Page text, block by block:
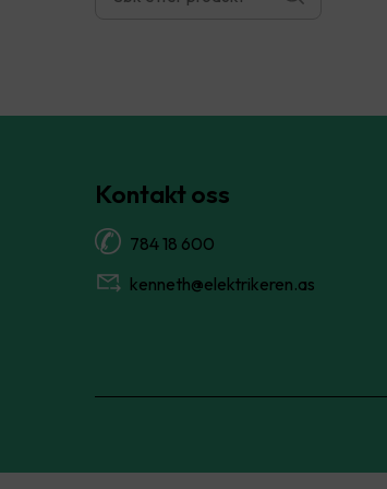
Kontakt oss
784 18 600
kenneth@elektrikeren.as